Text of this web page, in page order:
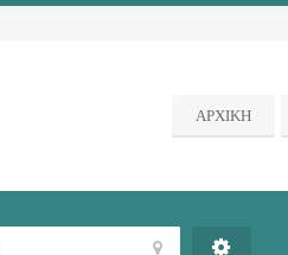
ΑΡΧΙΚΗ